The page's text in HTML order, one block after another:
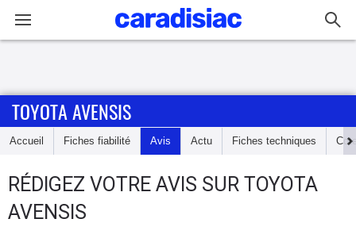
Accueil
Essais
TOYOTA AVENSIS
Accueil Fiches fiabilité Avis Actu Fiches techniques
RÉDIGEZ VOTRE AVIS SUR TOYOTA
AVENSIS